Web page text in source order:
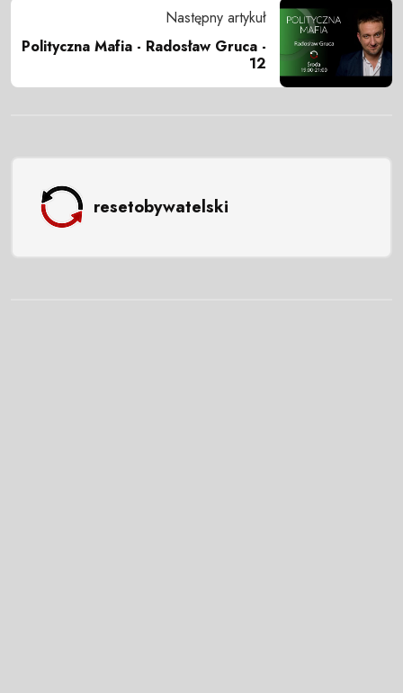
Następny artykuł
Polityczna Mafia - Radosław Gruca -
12
resetobywatelski